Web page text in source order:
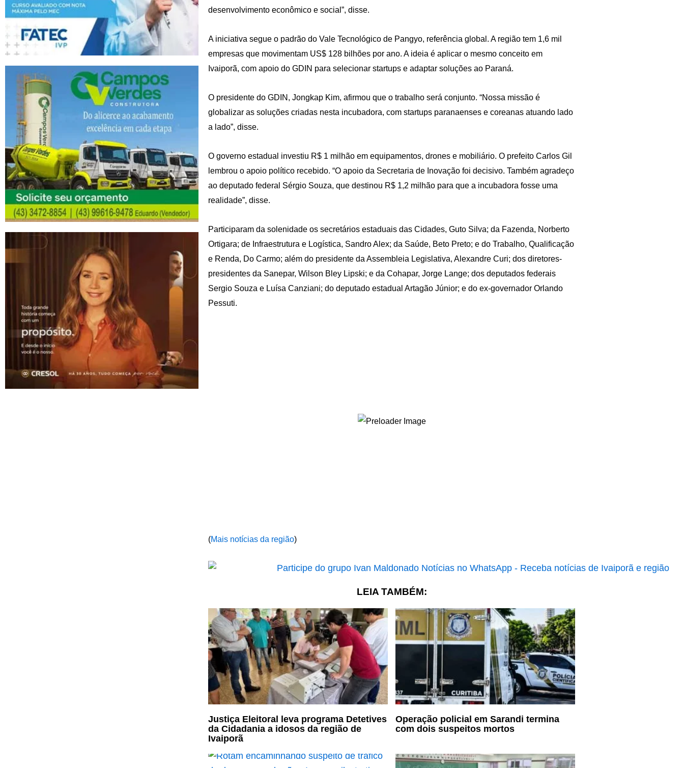
desenvolvimento econômico e social”, disse.
A iniciativa segue o padrão do Vale Tecnológico de Pangyo, referência global. A região tem 1,6 mil
empresas que movimentam US$ 128 bilhões por ano. A ideia é aplicar o mesmo conceito em
Ivaiporã, com apoio do GDIN para selecionar startups e adaptar soluções ao Paraná.
O presidente do GDIN, Jongkap Kim, afirmou que o trabalho será conjunto. “Nossa missão é
globalizar as soluções criadas nesta incubadora, com startups paranaenses e coreanas atuando lado
a lado”, disse.
O governo estadual investiu R$ 1 milhão em equipamentos, drones e mobiliário. O prefeito Carlos Gil
lembrou o apoio político recebido. “O apoio da Secretaria de Inovação foi decisivo. Também agradeço
ao deputado federal Sérgio Souza, que destinou R$ 1,2 milhão para que a incubadora fosse uma
realidade”, disse.
Participaram da solenidade os secretários estaduais das Cidades, Guto Silva; da Fazenda, Norberto
Ortigara; de Infraestrutura e Logística, Sandro Alex; da Saúde, Beto Preto; e do Trabalho, Qualificação
e Renda, Do Carmo; além do presidente da Assembleia Legislativa, Alexandre Curi; dos diretores-
presidentes da Sanepar, Wilson Bley Lipski; e da Cohapar, Jorge Lange; dos deputados federais
Sergio Souza e Luísa Canziani; do deputado estadual Artagão Júnior; e do ex-governador Orlando
Pessuti.
(Mais notícias da região)
LEIA TAMBÉM:
Justiça Eleitoral leva programa Detetives
da Cidadania a idosos da região de
Ivaiporã
Operação policial em Sarandi termina
com dois suspeitos mortos